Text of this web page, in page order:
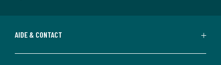
AIDE & CONTACT